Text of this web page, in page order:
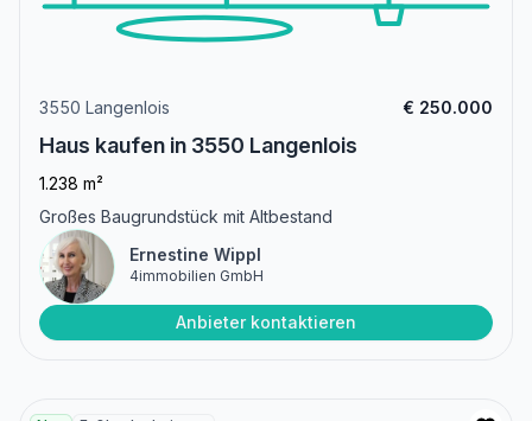
3550 Langenlois € 250.000
Haus kaufen in 3550 Langenlois
1.238 m²
Großes Baugrundstück mit Altbestand
Ernestine Wippl
4immobilien GmbH
Anbieter kontaktieren